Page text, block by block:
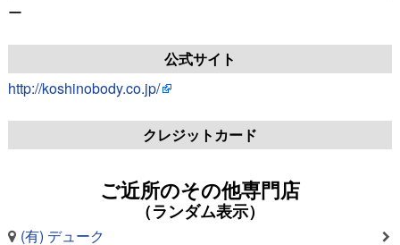
ー
公式サイト
http://koshinobody.co.jp/
クレジットカード
ご近所のその他専門店
（ランダム表示）
(有) デューク